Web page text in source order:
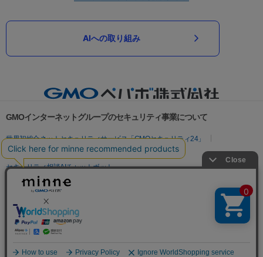
AIへの取り組み
GMOインターネットグループのセキュリティ事業について
世界初総合ネットセキュリティサービス「GMOセキュリティ24」
パスワード漏洩診断
Webサイトリスク診断
セキュリティ相談AIチャットボット
実在証明・盗聴対策
サイバー攻撃対策（GMO Flatt Security）
セキュリティ事業の軌跡